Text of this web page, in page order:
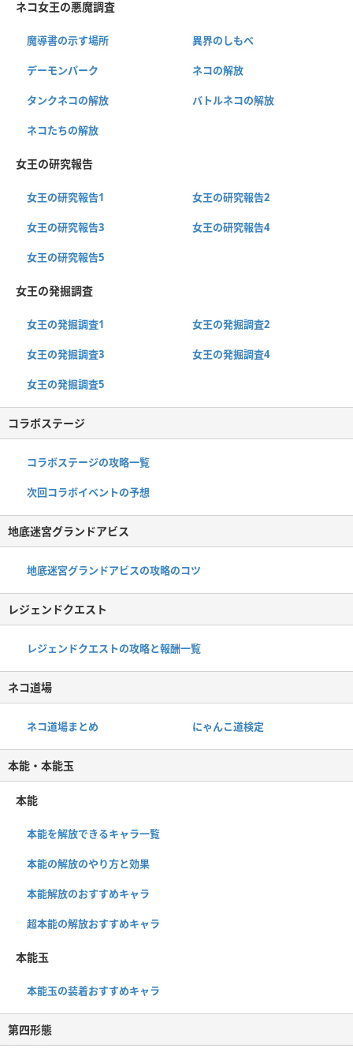
ネコ女王の悪魔調査
魔導書の示す場所 異界のしもべ
デーモンパーク ネコの解放
タンクネコの解放 バトルネコの解放
ネコたちの解放
女王の研究報告
女王の研究報告1 女王の研究報告2
女王の研究報告3 女王の研究報告4
女王の研究報告5
女王の発掘調査
女王の発掘調査1 女王の発掘調査2
女王の発掘調査3 女王の発掘調査4
女王の発掘調査5
コラボステージ
コラボステージの攻略一覧
次回コラボイベントの予想
地底迷宮グランドアビス
地底迷宮グランドアビスの攻略のコツ
レジェンドクエスト
レジェンドクエストの攻略と報酬一覧
ネコ道場
ネコ道場まとめ にゃんこ道検定
本能・本能玉
本能
本能を解放できるキャラ一覧
本能の解放のやり方と効果
本能解放のおすすめキャラ
超本能の解放おすすめキャラ
本能玉
本能玉の装着おすすめキャラ
第四形態